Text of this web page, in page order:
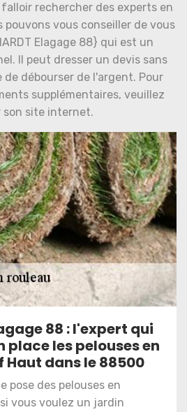
rechercher des experts en
pouvons vous conseiller de vous
Elagage 88} qui est un
Il peut dresser un devis sans
de débourser de l'argent. Pour
supplémentaires, veuillez
son site internet.
88 : l'expert qui
place les pelouses en
Haut dans le 88500
pose des pelouses en
vous voulez un jardin